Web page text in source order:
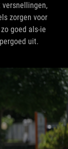
versnellingen,
zorgen voor
goed als-ie
uit.